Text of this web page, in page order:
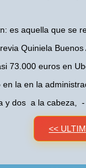
es aquella que se
Quiniela
73.000 euros en
la en la
y dos a la cabeza,
<<